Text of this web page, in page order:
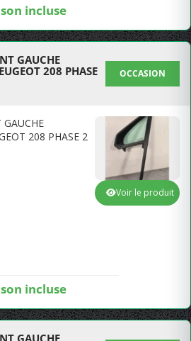
incluse
GAUCHE
208 PHASE
OCCASION
GAUCHE
208 PHASE 2
incluse
Voir le produit
GAUCHE